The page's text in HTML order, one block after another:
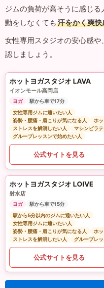
ジムの負荷が高そうに感じ
動をしなくても 汗をかく爽快
女性専用スタジオの安心感
認しましょう。
ホットヨガスタジオ LAVA
イオンモール高岡店
ヨガ
駅から車で17分
女性専用ジムに通いたい人
姿勢・腰痛・肩こりが気になる人
ホ
ストレスを解消したい人
マシンピラ
グループレッスンで始めたい人
公式サイトを見る
ホットヨガスタジオ LOIVE
射水店
ヨガ
駅から車で15分
駅から5分以内のジムに通いたい人
女性専用ジムに通いたい人
姿勢・腰痛・肩こりが気になる人
ホ
ストレスを解消したい人
グループレ
公式サイトを見る